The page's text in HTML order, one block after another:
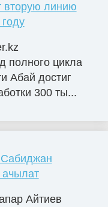
вторую линию
полного цикла
Абай достиг
300 ты...
Сабиджан
ачылат
Айтиев